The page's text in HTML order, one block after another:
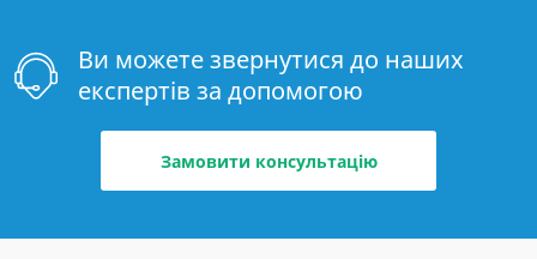
Ви можете звернутися до наших
експертів за допомогою
Замовити консультацію